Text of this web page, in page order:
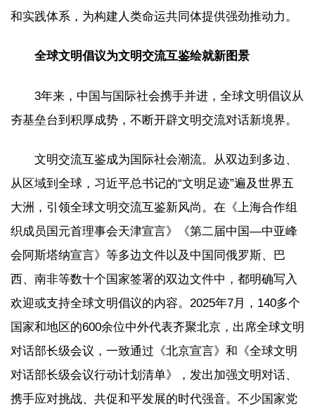
和实践体系，为构建人类命运共同体提供强劲推动力。
全球文明倡议为文明交流互鉴绘就新图景
3年来，中国与国际社会携手并进，全球文明倡议从
夯基垒台到积厚成势，不断开辟文明交流对话新境界。
文明交流互鉴成为国际社会潮流。从双边到多边、
从区域到全球，习近平总书记的“文明足迹”遍及世界五
大洲，引领全球文明交流互鉴新风尚。在《上海合作组
织成员国元首理事会天津宣言》《第二届中国—中亚峰
会阿斯塔纳宣言》等多边文件以及中国同俄罗斯、巴
西、南非等数十个国家签署的双边文件中，都明确写入
欢迎或支持全球文明倡议的内容。2025年7月，140多个
国家和地区的600余位中外代表齐聚北京，出席全球文明
对话部长级会议，一致通过《北京宣言》和《全球文明
对话部长级会议行动计划清单》，发出加强文明对话、
携手应对挑战、共促和平发展的时代强音。不少国家党